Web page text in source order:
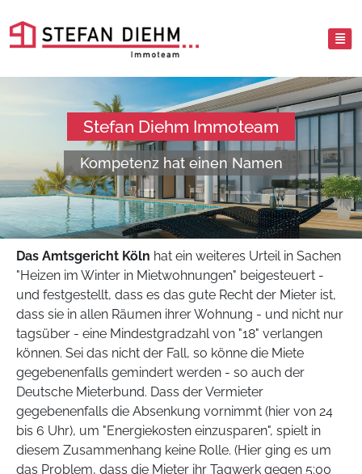
Stefan Diehm Immoteam
Kompetenz hat einen Namen
Das Amtsgericht Köln hat ein weiteres Urteil in Sachen
"Heizen im Winter in Mietwohnungen" beigesteuert -
und festgestellt, dass es das gute Recht der Mieter ist,
dass sie in allen Räumen ihrer Wohnung - und nicht nur
tagsüber - eine Mindestgradzahl von "18" verlangen
können. Sei das nicht der Fall, so könne die Miete
gegebenenfalls gemindert werden - so auch der
Deutsche Mieterbund. Dass der Vermieter
gegebenenfalls die Absenkung vornimmt (hier von 24
bis 6 Uhr), um "Energiekosten einzusparen", spielt in
diesem Zusammenhang keine Rolle. (Hier ging es um
das Problem, dass die Mieter ihr Tagwerk gegen 5:00